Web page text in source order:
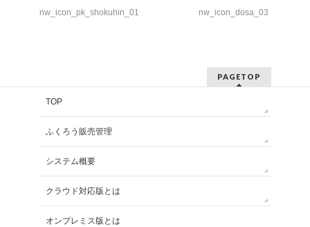
nw_icon_pk_shokuhin_01 nw_icon_dosa_03
PAGETOP
TOP
ふくろう販売管理
システム概要
クラウド対応版とは
オンプレミス版とは